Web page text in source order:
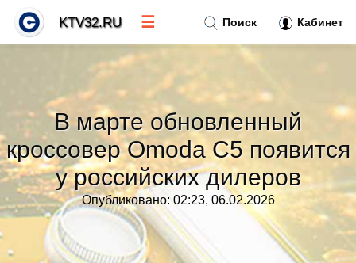
В марте обновленный
кроссовер Omoda C5 появится
у российских дилеров
Опубликовано: 02:23, 06.02.2026
Поиск Кабинет
KTV32.RU ☰
Тренды новостей»
Рубрики»
Правила